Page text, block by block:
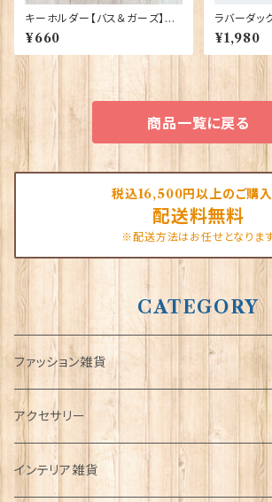
キーホルダー【バス＆ガーズ】A&
S Gift 90425
¥660
ラバーダッ
e Products
¥1,980
商品一覧に戻る
税込16,500円以上のご購
配送料無料
※配送方法はお任せとなりま
CATEGORY
ファッション雑貨
タータンネクタイ
帽子
アクセサリー
ORTAK
インテリア雑貨